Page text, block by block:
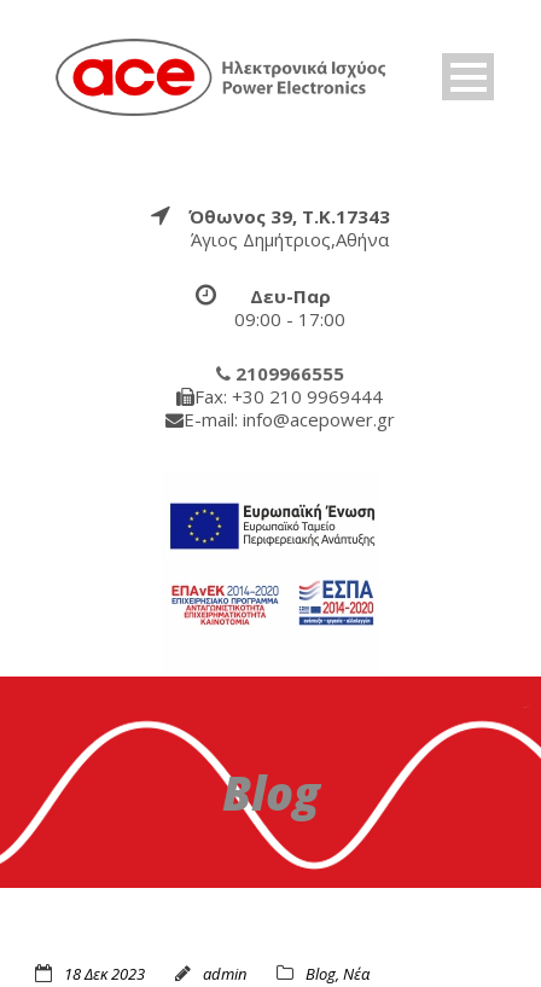
Όθωνος 39, Τ.Κ.17343
Άγιος Δημήτριος,Αθήνα
Δευ-Παρ
09:00 - 17:00
2109966555
Fax: +30 210 9969444
E-mail: info@acepower.gr
Blog
18 Δεκ 2023 admin Blog, Νέα